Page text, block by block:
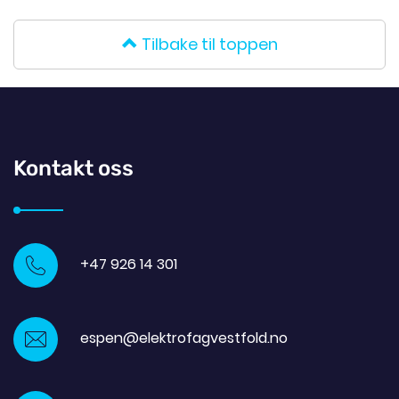
Tilbake til toppen
Kontakt oss
+47 926 14 301
espen@elektrofagvestfold.no